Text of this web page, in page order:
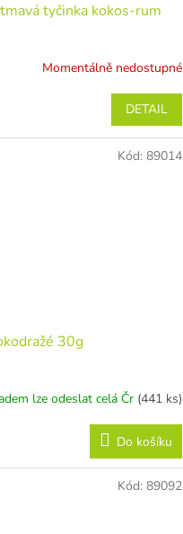
tyčinka kokos-rum
Momentálně nedostupné
DETAIL
30g
lze odeslat celá Čr (441 ks)
Do košíku
Kód: 89014
Kód: 89092